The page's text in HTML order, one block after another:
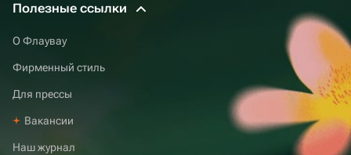
Полезные ссылки
О Флаувау
Фирменный стиль
Для прессы
Вакансии
Наш журнал